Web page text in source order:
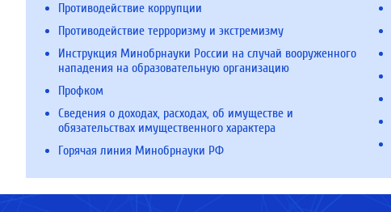
Противодействие коррупции
Противодействие терроризму и экстремизму
Инструкция Минобрнауки России на случай вооруженного
нападения на образовательную организацию
Профком
Сведения о доходах, расходах, об имуществе и
обязательствах имущественного характера
Горячая линия Минобрнауки РФ